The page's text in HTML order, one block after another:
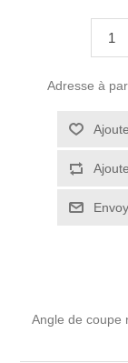
Adresse à
Angle de coupe